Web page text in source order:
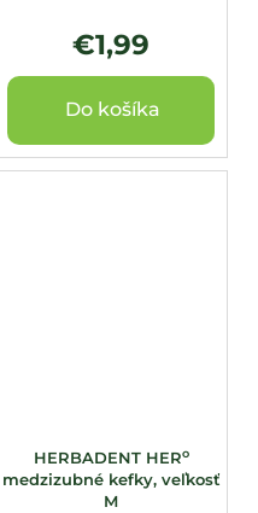
€1,99
Do košíka
HERBADENT HERo
medzizubné kefky, veľkosť
M